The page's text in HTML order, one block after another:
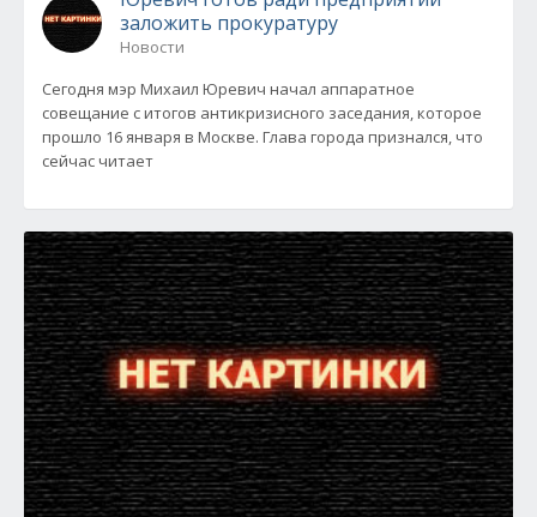
заложить прокуратуру
Новости
Сегодня мэр Михаил Юревич начал аппаратное
совещание с итогов антикризисного заседания, которое
прошло 16 января в Москве. Глава города признался, что
сейчас читает